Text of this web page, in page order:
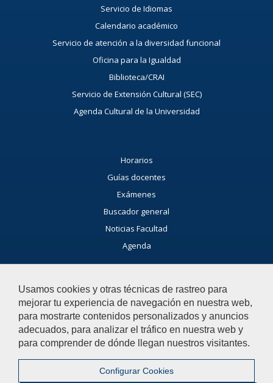
Usamos cookies y otras técnicas de rastreo para
mejorar tu experiencia de navegación en nuestra web,
para mostrarte contenidos personalizados y anuncios
adecuados, para analizar el tráfico en nuestra web y
para comprender de dónde llegan nuestros visitantes.
Configurar Cookies
Servicio de Idiomas
Calendario académico
Servicio de atención a la diversidad funcional
Oficina para la Igualdad
Biblioteca/CRAI
Servicio de Extensión Cultural (SEC)
Agenda Cultural de la Universidad
Horarios
Guías docentes
Exámenes
Buscador general
Noticias Facultad
Agenda
Buzón de consultas
Si tienes dudas, contacta con nosotros.
Contacta con nosotros
Aviso legal |